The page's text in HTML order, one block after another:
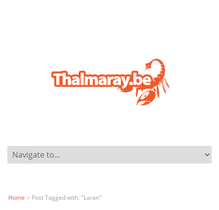
Home › Post Tagged with: "Laran"